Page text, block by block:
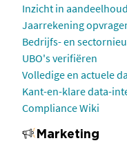
Inzicht in
Jaarrekening
Bedrijfs- en
UBO's verifiëren
Volledige en actuele
Kant-en-klare data-
Compliance Wiki
Marketing